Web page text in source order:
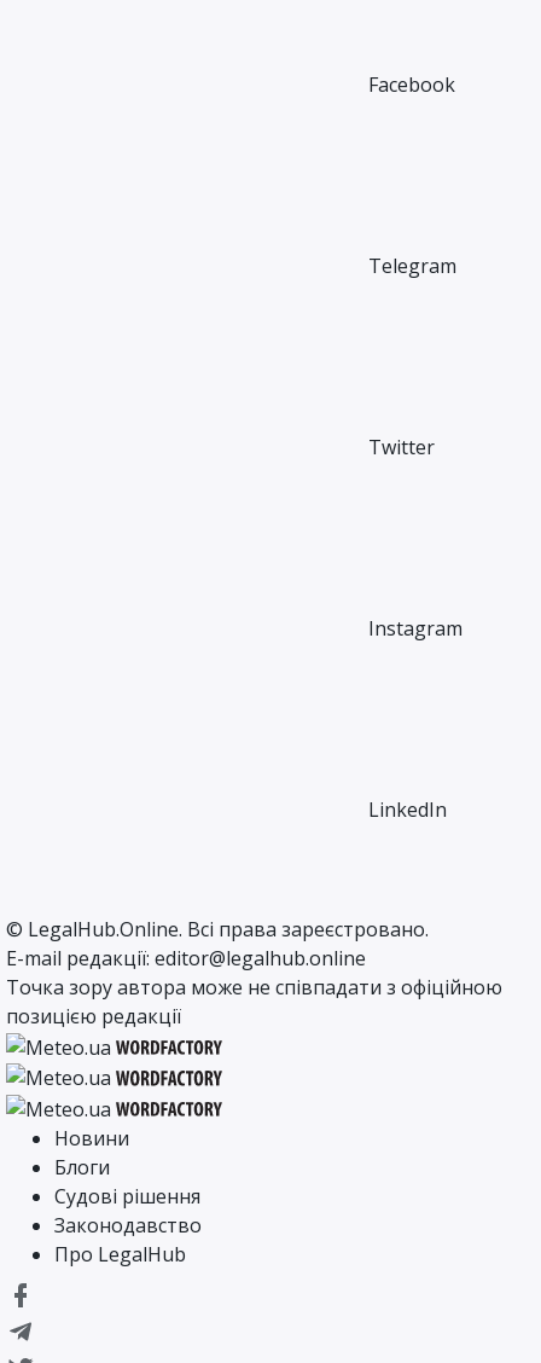
Facebook
Telegram
Twitter
Instagram
LinkedIn
© LegalHub.Online. Всі права зареєстровано.
E-mail редакції: editor@legalhub.online
Точка зору автора може не співпадати з офіційною
позицією редакції
Новини
Блоги
Судові рішення
Законодавство
Про LegalHub